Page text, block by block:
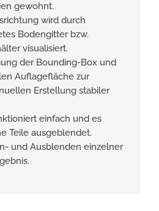
gewohnt.
wird durch
Boden­gitter bzw.
visualisiert.
der Bounding-Box und
Auflagefläche zur
Erstellung stabiler
einfach und es
Teile ausgeblendet.
und Ausblenden einzelner